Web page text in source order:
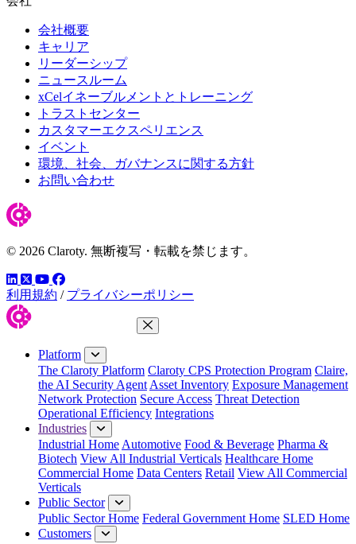
会社概要
キャリア
リーダーシップ
ニュースルーム
xCelイネーブルメントとトレーニング
トラストセンター
カスタマーエクスペリエンス
イベント
環境、社会、ガバナンスに関する方針
お問い合わせ
© 2026 Claroty. 無断複写・転載を禁じます。
LinkedIn
ツイッター
YouTube
Facebook
利用規約 / プライバシーポリシー
Close Menu
Platform
The Claroty Platform Claroty CPS Protection Program Claire,
the AI Security Agent Asset Inventory Exposure Management
Network Protection Secure Access Threat Detection
Operational Efficiency Integrations
Industries
Industrial Home Automotive Food & Beverage Pharma &
Biotech View All Industrial Verticals Healthcare Home
Commercial Home Data Centers Retail View All Commercial
Verticals
Public Sector
Public Sector Home Federal Government Home SLED Home
Customers